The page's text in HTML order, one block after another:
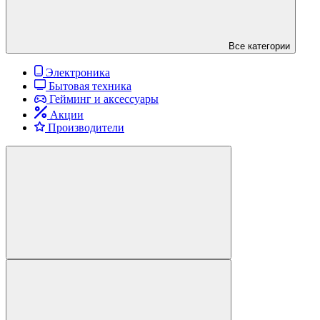
Все категории
Электроника
Бытовая техника
Гейминг и аксессуары
Акции
Производители